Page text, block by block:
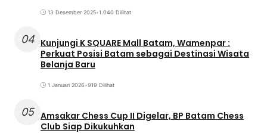
13 Desember 2025•1.040 Dilihat
04 Kunjungi K SQUARE Mall Batam, Wamenpar :
Perkuat Posisi Batam sebagai Destinasi Wisata
Belanja Baru
1 Januari 2026•919 Dilihat
05 Amsakar Chess Cup II Digelar, BP Batam Chess
Club Siap Dikukuhkan